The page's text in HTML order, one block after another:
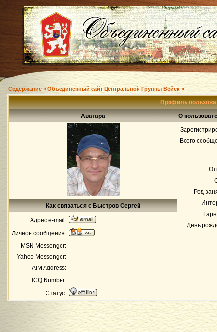
Содержание « Объединенный сайт Центральной Группы Войск »
Профиль
Аватара
О
Всего
Род
День
Как связаться с Быстров Сергей
Адрес e-mail:
Личное сообщение:
MSN Messenger:
Yahoo Messenger:
AIM Address:
ICQ Number:
Статус: